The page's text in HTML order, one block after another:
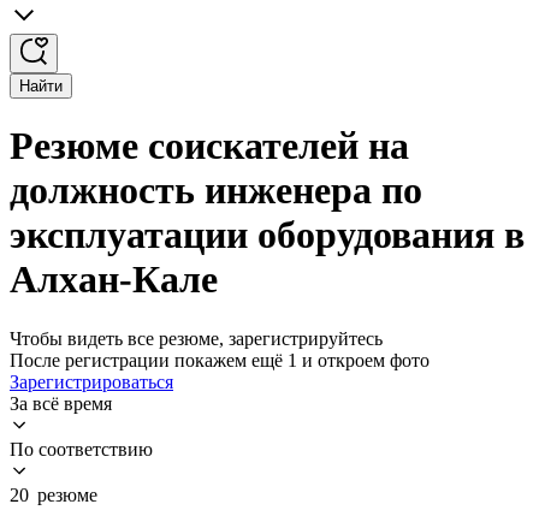
Найти
Резюме соискателей на
должность инженера по
эксплуатации оборудования в
Алхан-Кале
Чтобы видеть все резюме, зарегистрируйтесь
После регистрации покажем ещё 1 и откроем фото
Зарегистрироваться
За всё время
По соответствию
20 резюме